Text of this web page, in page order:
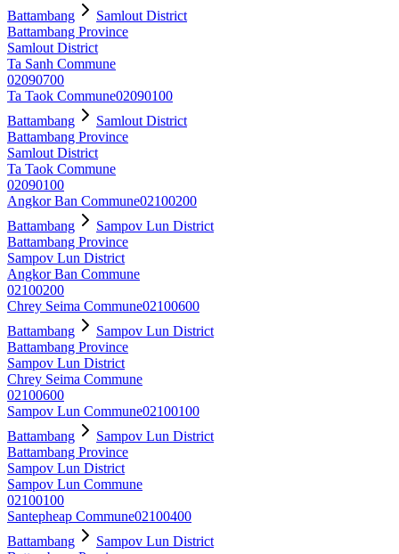
Battambang
Samlout District
Battambang Province
Samlout District
Ta Sanh Commune
02090700
Ta Taok Commune02090100
Battambang
Samlout District
Battambang Province
Samlout District
Ta Taok Commune
02090100
Angkor Ban Commune02100200
Battambang
Sampov Lun District
Battambang Province
Sampov Lun District
Angkor Ban Commune
02100200
Chrey Seima Commune02100600
Battambang
Sampov Lun District
Battambang Province
Sampov Lun District
Chrey Seima Commune
02100600
Sampov Lun Commune02100100
Battambang
Sampov Lun District
Battambang Province
Sampov Lun District
Sampov Lun Commune
02100100
Santepheap Commune02100400
Battambang
Sampov Lun District